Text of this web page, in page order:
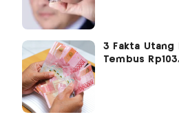
3 Fakta Utang
Tembus